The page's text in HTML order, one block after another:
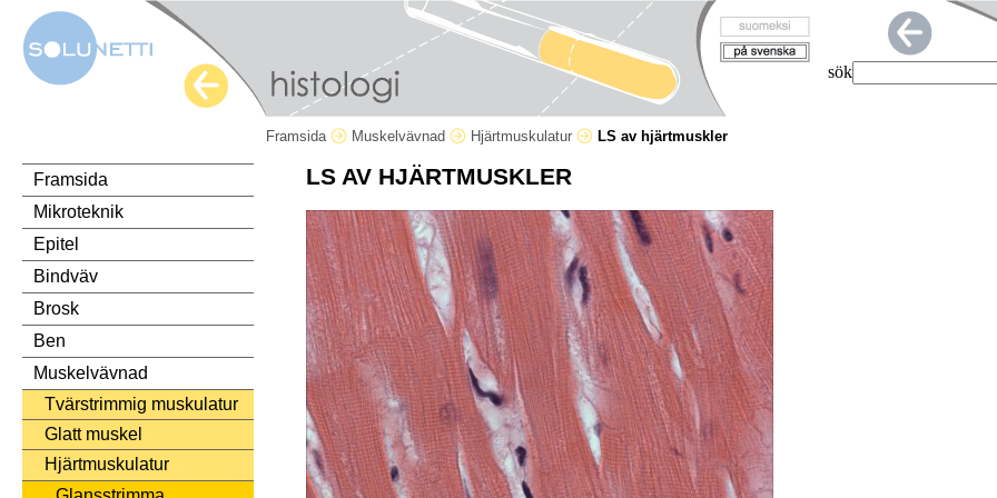
sök
Framsida Muskelvävnad Hjärtmuskulatur LS av hjärtmuskler
Framsida
Mikroteknik
Epitel
Bindväv
Brosk
Ben
Muskelvävnad
Tvärstrimmig muskulatur
Glatt muskel
Hjärtmuskulatur
LS AV HJÄRTMUSKLER